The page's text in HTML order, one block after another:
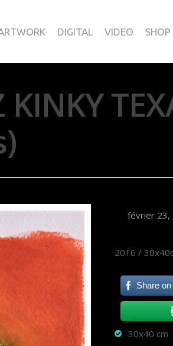
DIGITAL VIDEO SHOP
KINKY
février 23,
2016 /
Share
30x40 cm